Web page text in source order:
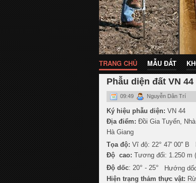
TRANG CHỦ MẪU ĐẤT
Phẫu diện đất VN 44
09:49 Nguyễn Dân Trí
Ký hiệu phẫu diện: VN 44
Địa điểm: Đồi Gia Tuyến,
Hà Giang
Tọa độ: Vĩ độ: 22° 47' 00'' B
Độ cao: Tương đối: 1.250
Độ dốc: 20° - 25°
Hướng
Hiện trạng thảm thực vật: